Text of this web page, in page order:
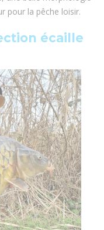
pour la pêche loisir.
écaille